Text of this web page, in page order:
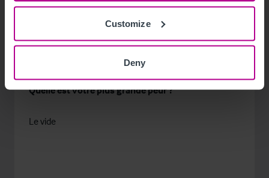
Customize
Deny
Edouard BAER dans Astérix
Quelle est votre plus grande peur ?
Le vide